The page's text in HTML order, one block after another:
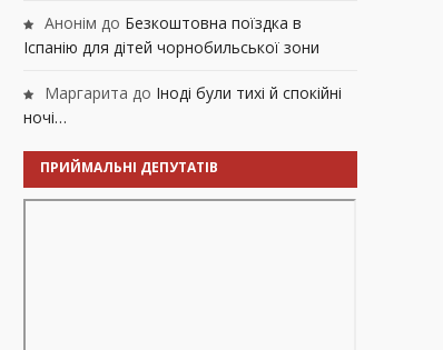
Анонім до Безкоштовна поїздка в
Іспанію для дітей чорнобильської зони
Маргарита до Іноді були тихі й спокійні
ночі…
ПРИЙМАЛЬНІ ДЕПУТАТІВ